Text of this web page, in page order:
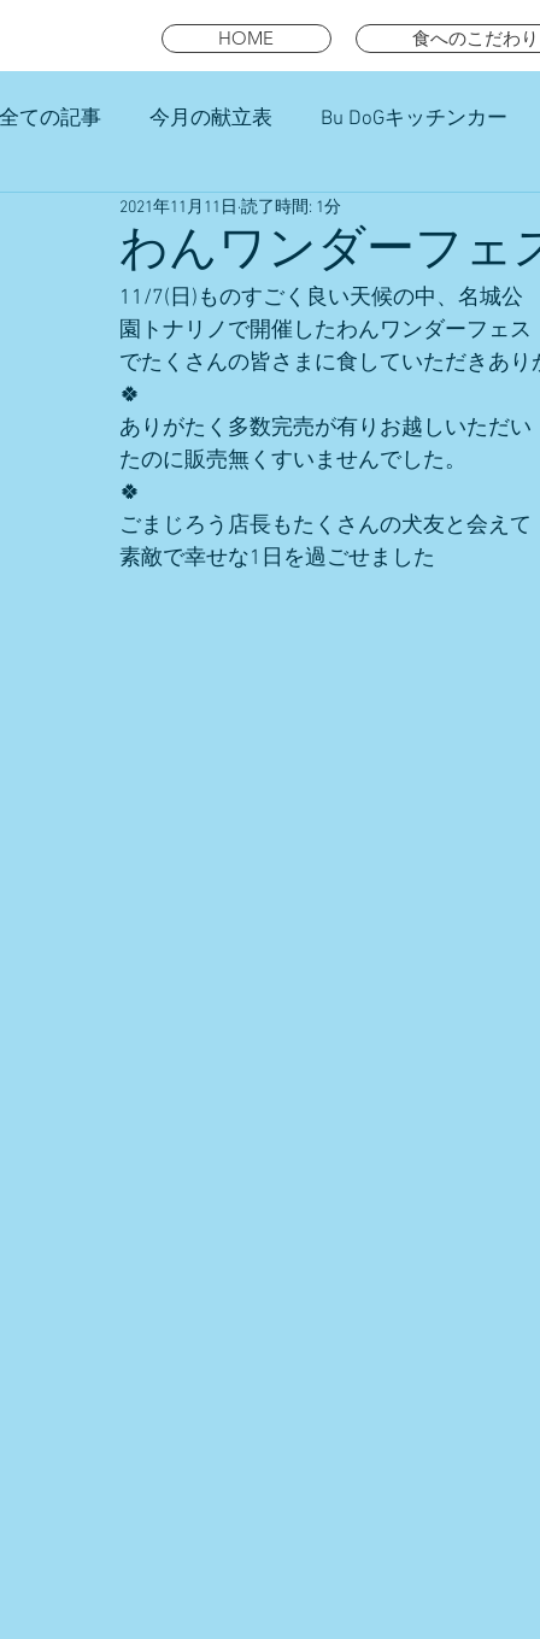
HOME 食へのこだわり
全ての記事 今月の献立表 Bu DoGキッチンカー
未就園児スマイルキッズランチ
わんワンダーフェ
2021年11月11日 読了時間: 1分
11/7(日)ものすごく良い天候の中、名城公
園トナリノで開催したわんワンダーフェス
でたくさんの皆さまに食していただきあ
🍀
ありがたく多数完売が有りお越しいただい
たのに販売無くすいませんでした。
🍀
ごまじろう店長もたくさんの犬友と会えて
素敵で幸せな1日を過ごせました